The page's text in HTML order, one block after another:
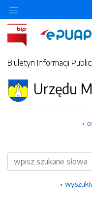
Biuletyn Informacji
Urzędu
Wyszukiwarka